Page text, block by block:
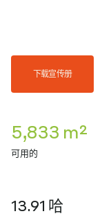
下载宣传册
5,833 m²
可用的
13.91 哈